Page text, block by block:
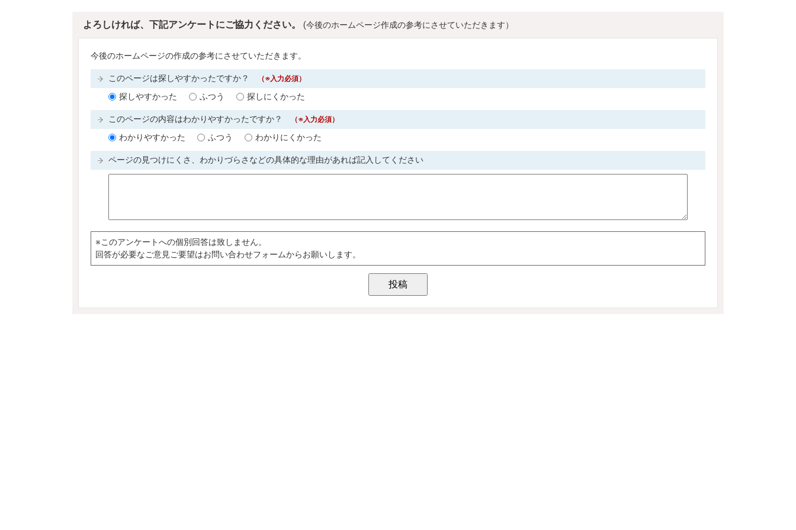
よろしければ、下記アンケートにご協力ください。 (今後のホームページ作成の参考にさせていただきます）
今後のホームページの作成の参考にさせていただきます。
このページは探しやすかったですか？ （※入力必須）
探しやすかった ふつう 探しにくかった
このページの内容はわかりやすかったですか？ （※入力必須）
わかりやすかった ふつう わかりにくかった
ページの見つけにくさ、わかりづらさなどの具体的な理由があれば記入してください
※このアンケートへの個別回答は致しません。
回答が必要なご意見ご要望はお問い合わせフォームからお願いします。